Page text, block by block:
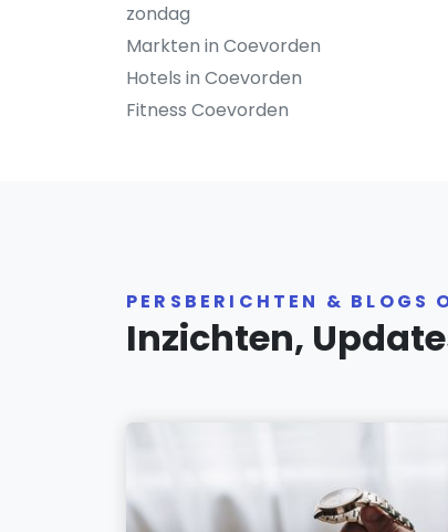
zondag
Markten in Coevorden
Hotels in Coevorden
Fitness Coevorden
PERSBERICHTEN & BLOGS
Inzichten,